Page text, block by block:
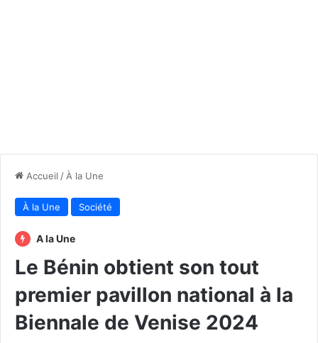
Accueil / À la Une
À la Une Société
A la Une
Le Bénin obtient son tout
premier pavillon national à la
Biennale de Venise 2024